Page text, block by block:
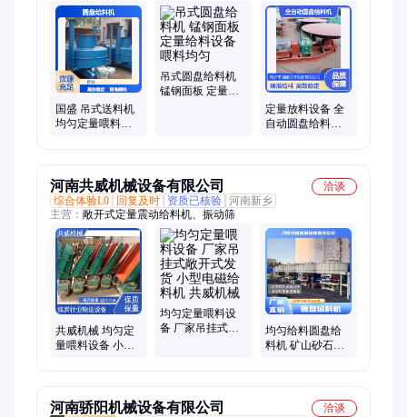
国盛 吊式送料机
均匀定量喂料设
吊式圆盘给料机
锰钢面板 定量给
定量放料设备 全
自动圆盘给料机
河南共威机械设备有限公司
洽谈
综合体验L0
回复及时 资质已核验 河南新乡
主营： 敞开式定量震动给料机、振动筛
共威机械 均匀定
量喂料设备 小型
均匀定量喂料设
备 厂家吊挂式敞
均匀给料圆盘给
料机 矿山砂石定
河南骄阳机械设备有限公司
洽谈